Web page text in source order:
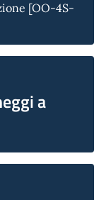
[OO-4S-
a